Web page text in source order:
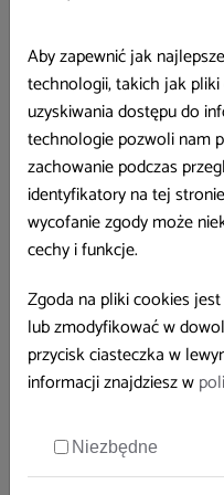
Osobowość typu C, zwana
raka, charakteryzuje się
Aby zapewnić jak
technologii, takich jak
uzyskiwania dostępu do
technologie pozwoli nam
zachowanie podczas
identyfikatory na tej
wycofanie zgody może
cechy i funkcje.
Zgoda na pliki cookies
lub zmodyfikować w
przycisk ciasteczka w
informacji znajdziesz w
Niezbędne